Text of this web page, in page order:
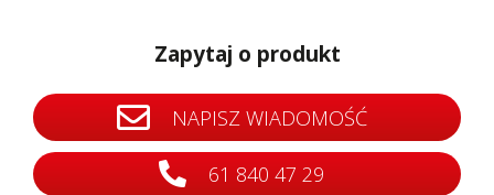
Zapytaj o produkt
NAPISZ WIADOMOŚĆ
61 840 47 29